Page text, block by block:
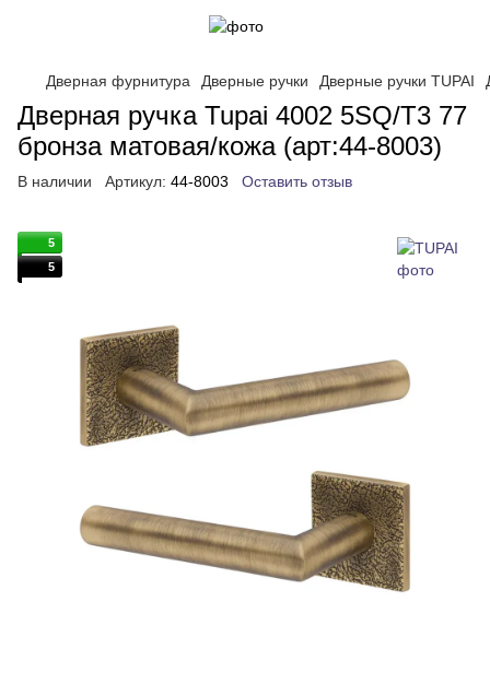
Дверная фурнитура Дверные ручки Дверные ручки TUPAI
Дверная ручка Tupai 4002 5SQ/T3 77
бронза матовая/кожа (арт:44-8003)
В наличии Артикул: 44-8003 Оставить отзыв
5
5